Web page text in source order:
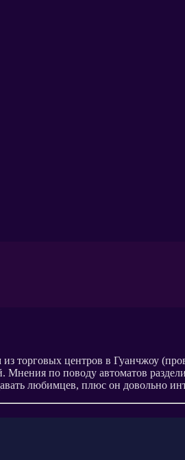
торговых центров в Гуанчжоу
по поводу автоматов
любимцев, плюс он довольно